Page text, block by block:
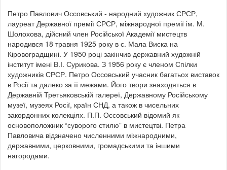
Петро Павлович Оссовський - народний художник СРСР,
лауреат Державної премії СРСР, міжнародної премії ім. М.
Шолохова, дійсний член Російської Академії мистецтв
народився 18 травня 1925 року в с. Мала Виска на
Кіровоградщині. У 1950 році закінчив державний художній
інститут імені В.І. Сурикова. З 1956 року є членом Спілки
художників СРСР. Петро Оссовський учасник багатьох виставок
в Росії та далеко за її межами. Його твори знаходяться в
Державній Третьяковській галереї, Державному Російському
музеї, музеях Росії, країн СНД, а також в чисельних
закордонних колекціях. П.П. Оссовський відомий як
основоположник “суворого стилю” в мистецтві. Петра
Павловича відзначено численними міжнародними,
державними, церковними, громадськими та іншими
нагородами.